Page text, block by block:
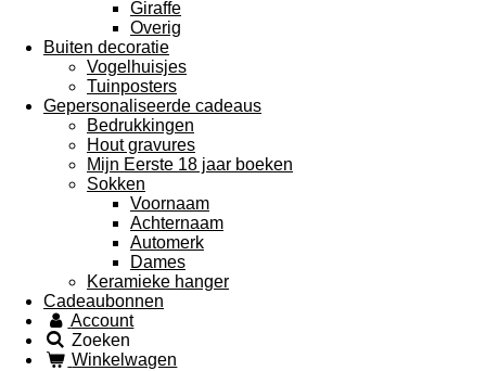
Giraffe
Overig
Buiten decoratie
Vogelhuisjes
Tuinposters
Gepersonaliseerde cadeaus
Bedrukkingen
Hout gravures
Mijn Eerste 18 jaar boeken
Sokken
Voornaam
Achternaam
Automerk
Dames
Keramieke hanger
Cadeaubonnen
Account
Zoeken
Winkelwagen